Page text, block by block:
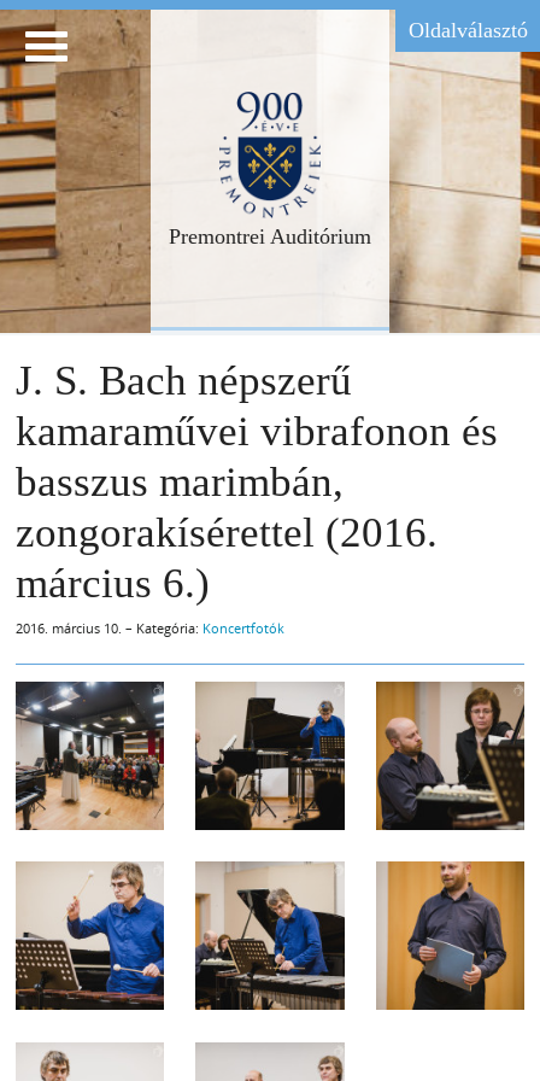
Oldalválasztó
Premontrei Auditórium
J. S. Bach népszerű
kamaraművei vibrafonon és
basszus marimbán,
zongorakísérettel (2016.
március 6.)
2016. március 10. – Kategória: Koncertfotók